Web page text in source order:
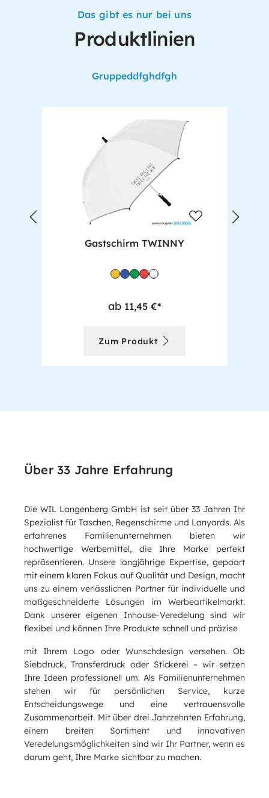
Das gibt es nur bei uns
Produktlinien
Produktgalerie überspringen
Gruppeddfghdfgh
Gastschirm TWINNY
ab 11,45 €*
Zum Produkt
Über 33 Jahre Erfahrung
Die WIL Langenberg GmbH ist seit über 33 Jahren Ihr
Spezialist für Taschen, Regenschirme und Lanyards. Als
erfahrenes Familienunternehmen bieten wir
hochwertige Werbemittel, die Ihre Marke perfekt
repräsentieren. Unsere langjährige Expertise, gepaart
mit einem klaren Fokus auf Qualität und Design, macht
uns zu einem verlässlichen Partner für individuelle und
maßgeschneiderte Lösungen im Werbeartikelmarkt.
Dank unserer eigenen Inhouse-Veredelung sind wir
flexibel und können Ihre Produkte schnell und präzise
mit Ihrem Logo oder Wunschdesign versehen. Ob
Siebdruck, Transferdruck oder Stickerei – wir setzen
Ihre Ideen professionell um. Als Familienunternehmen
stehen wir für persönlichen Service, kurze
Entscheidungswege und eine vertrauensvolle
Zusammenarbeit. Mit über drei Jahrzehnten Erfahrung,
einem breiten Sortiment und innovativen
Veredelungsmöglichkeiten sind wir Ihr Partner, wenn es
darum geht, Ihre Marke sichtbar zu machen.